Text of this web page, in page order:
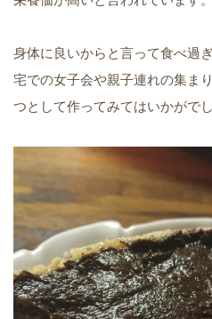
身体に良いからと言って食べ過
宅での女子会や親子連れの集ま
つとして作ってみてはいかがで